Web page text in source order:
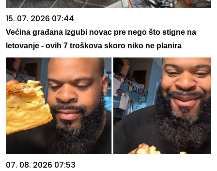
15. 07. 2026 07:44
Većina građana izgubi novac pre nego što stigne na
letovanje - ovih 7 troškova skoro niko ne planira
07. 08. 2026 07:53